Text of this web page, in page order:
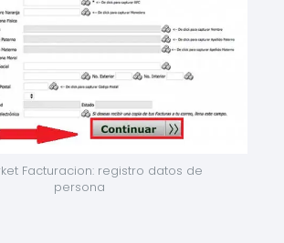
Facturacion: registro datos de
persona